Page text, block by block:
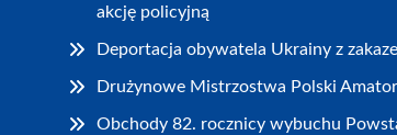
akcję policyjną
Deportacja obywatela Ukrainy z
Drużynowe Mistrzostwa Polski
Obchody 82. rocznicy wybuchu